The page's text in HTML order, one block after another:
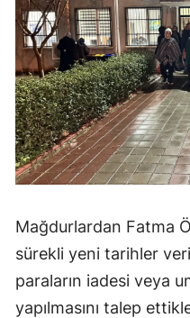
Mağdurlardan Fatma
sürekli yeni tarihler
paraların iadesi veya
yapılmasını talep